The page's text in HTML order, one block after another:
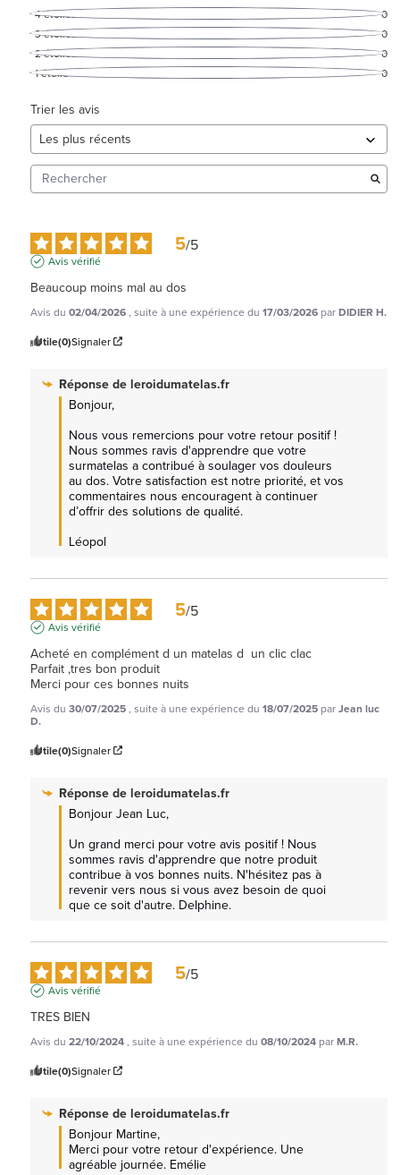
4étoiles
0
3étoiles
0
2étoiles
0
1étoile 0
Trier les avis
5/5
Avis vérifié
Beaucoup moins mal au dos
Avis du 02/04/2026, suite à une expérience du 17/03/2026 parDIDIER H.
Utile(0)Signaler
Réponse de leroidumatelas.fr
Bonjour,
Nous vous remercions pour votre retour positif !
Nous sommes ravis d'apprendre que votre
surmatelas a contribué à soulager vos douleurs
au dos. Votre satisfaction est notre priorité, et vos
commentaires nous encouragent à continuer
d’offrir des solutions de qualité.
Léopol
5/5
Avis vérifié
Acheté en complément d un matelas d  un clic clac
Parfait ,tres bon produit
Merci pour ces bonnes nuits
Avis du 30/07/2025, suite à une expérience du 18/07/2025 parJean luc
D.
Utile(0)Signaler
Réponse de leroidumatelas.fr
Bonjour Jean Luc,
Un grand merci pour votre avis positif ! Nous
sommes ravis d'apprendre que notre produit
contribue à vos bonnes nuits. N'hésitez pas à
revenir vers nous si vous avez besoin de quoi
que ce soit d'autre. Delphine.
5/5
Avis vérifié
TRES BIEN
Avis du 22/10/2024, suite à une expérience du 08/10/2024 parM.R.
Utile(0)Signaler
Réponse de leroidumatelas.fr
Bonjour Martine,
Merci pour votre retour d'expérience. Une
agréable journée. Emélie